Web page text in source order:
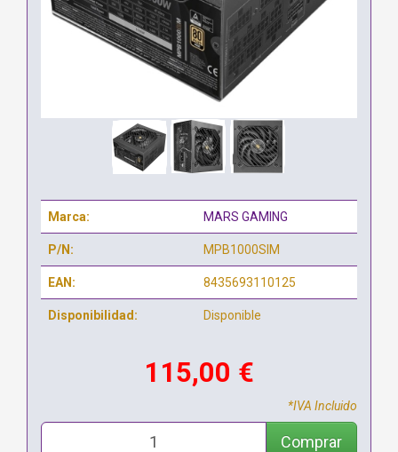
Marca: MARS GAMING
P/N: MPB1000SIM
EAN: 8435693110125
Disponibilidad: Disponible
115,00 €
*IVA Incluido
Comprar